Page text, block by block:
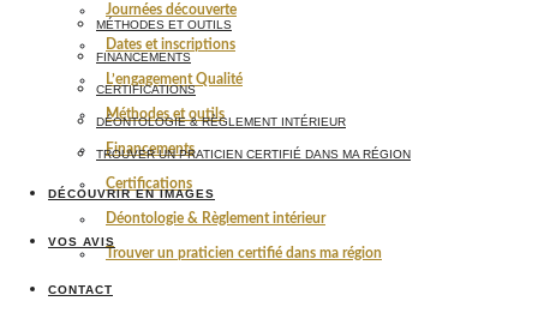
Journées découverte
Dates et inscriptions
L’engagement Qualité
Méthodes et outils
Financements
Certifications
Déontologie & Règlement intérieur
Trouver un praticien certifié dans ma région
MÉTHODES ET OUTILS
FINANCEMENTS
CERTIFICATIONS
DÉONTOLOGIE & RÈGLEMENT INTÉRIEUR
TROUVER UN PRATICIEN CERTIFIÉ DANS MA RÉGION
DÉCOUVRIR EN IMAGES
VOS AVIS
CONTACT